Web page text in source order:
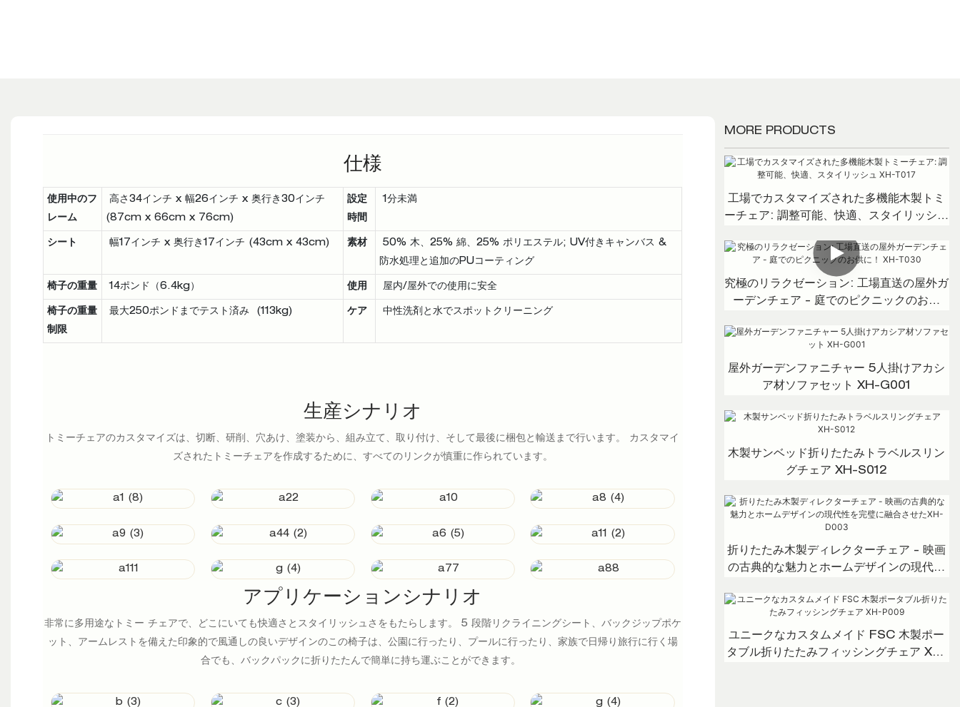
仕様
使用中のフ
レーム
高さ34インチ x 幅26インチ x 奥行き30インチ
(87cm x 66cm x 76cm)
設定
時間
1分未満
シート 幅17インチ x 奥行き17インチ (43cm x 43cm) 素材
50% 木、25% 綿、25% ポリエステル; UV付きキャンバス &
防水処理と追加のPUコーティング
椅子の重量 14ポンド（6.4kg） 使用 屋内/屋外での使用に安全
椅子の重量
制限
最大250ポンドまでテスト済み (113kg) ケア 中性洗剤と水でスポットクリーニング
生産シナリオ
トミーチェアのカスタマイズは、切断、研削、穴あけ、塗装から、組み立て、取り付け、そして最後に梱包と輸送まで行います。 カスタマイ
ズされたトミーチェアを作成するために、すべてのリンクが慎重に作られています。
アプリケーションシナリオ
非常に多用途なトミー チェアで、どこにいても快適さとスタイリッシュさをもたらします。 5 段階リクライニングシート、バックジップポケ
ット、アームレストを備えた印象的で風通しの良いデザインのこの椅子は、公園に行ったり、プールに行ったり、家族で日帰り旅行に行く場
合でも、バックパックに折りたたんで簡単に持ち運ぶことができます。
MORE PRODUCTS
工場でカスタマイズされた多機能木製トミ
ーチェア: 調整可能、快適、スタイリッシュ
究極のリラクゼーション: 工場直送の屋外ガ
ーデンチェア - 庭でのピクニックのお供
屋外ガーデンファニチャー 5人掛けアカシ
ア材ソファセット XH-G001
木製サンベッド折りたたみトラベルスリン
グチェア XH-S012
折りたたみ木製ディレクターチェア - 映画
の古典的な魅力とホームデザインの現代性
ユニークなカスタムメイド FSC 木製ポー
タブル折りたたみフィッシングチェア XH-